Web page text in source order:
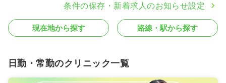
条件の保存・新着求人のお知らせ設定
現在地から探す 路線・駅から探す
日勤・常勤のクリニック一覧